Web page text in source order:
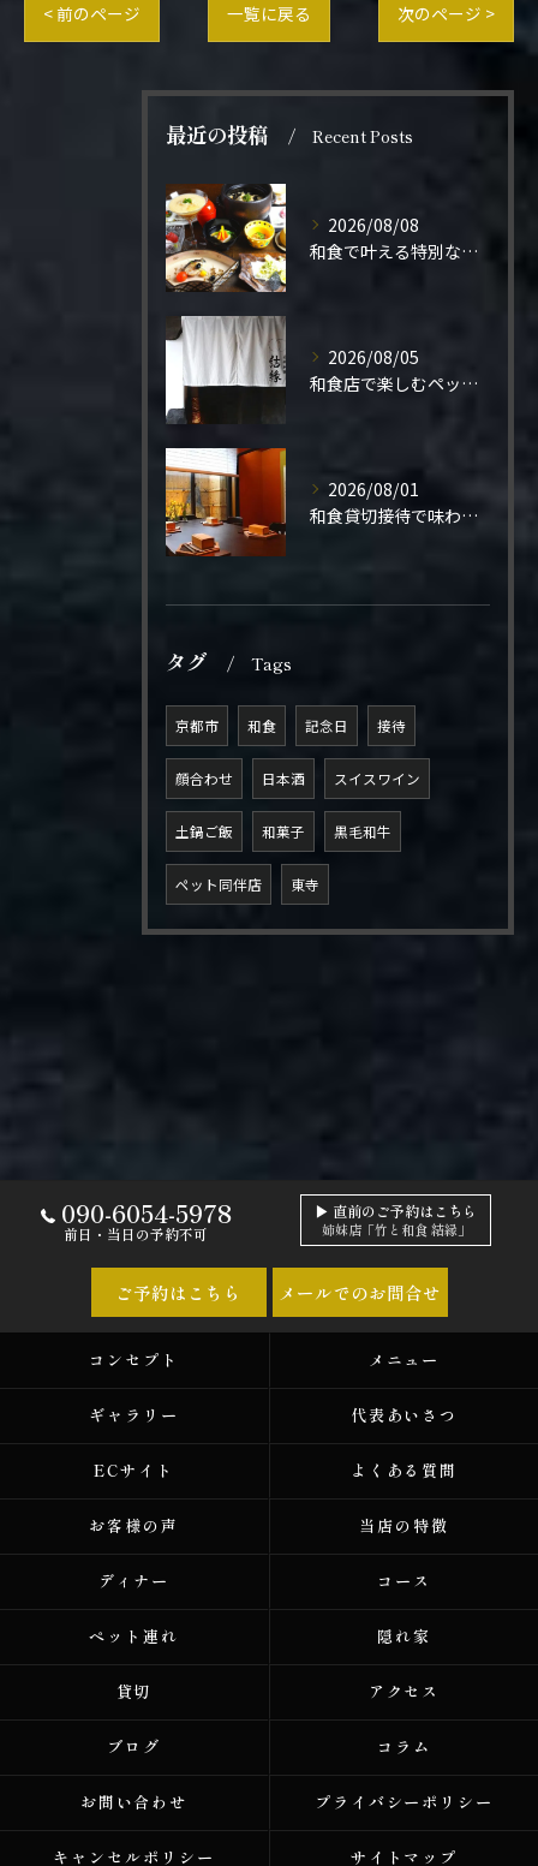
< 前のページ 一覧に戻る 次のページ >
最近の投稿 Recent Posts
2026/08/08
和食で叶える特別なプロポーズ結婚
2026/08/05
和食店で楽しむペット同伴の食事体験
2026/08/01
和食貸切接待で味わう極上の一夜
タグ Tags
京都市 和食 記念日 接待
顔合わせ 日本酒 スイスワイン
土鍋ご飯 和菓子 黒毛和牛
ペット同伴店 東寺
090-6054-5978
前日・当日の予約不可
▶ 直前のご予約はこちら
姉妹店「竹と和食 結縁」
ご予約はこちら メールでのお問合せ
コンセプト メニュー
ギャラリー 代表あいさつ
ECサイト よくある質問
お客様の声 当店の特徴
ディナー コース
ペット連れ 隠れ家
貸切 アクセス
ブログ コラム
お問い合わせ プライバシーポリシー
キャンセルポリシー サイトマップ